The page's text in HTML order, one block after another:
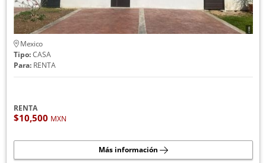
Mexico
Tipo:CASA
Para:RENTA
RENTA
$10,500 MXN
Más información